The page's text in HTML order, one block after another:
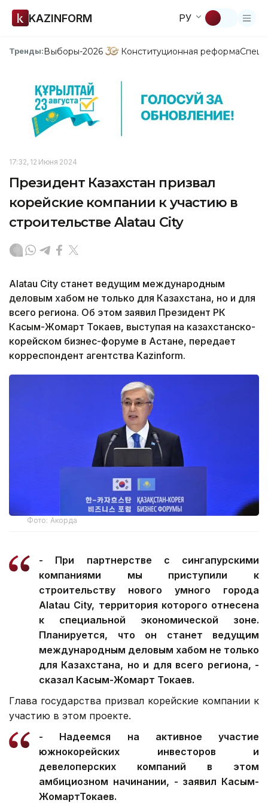
KAZINFORM РУ
Тренды:Выборы-2026 Конституционная реформа
17:32, 12 Июня 2024
Президент Казахстан призвал
корейские компании к участию в
строительстве Alatau City
Alatau City станет ведущим международным
деловым хабом не только для Казахстана, но и для
всего региона. Об этом заявил Президент РК
Касым-Жомарт Токаев, выступая на казахстанско-
корейском бизнес-форуме в Астане, передает
корреспондент агентства Kazinform.
Фото: Акорда
- При партнерстве с сингапурскими
компаниями мы приступили к
строительству нового умного города
Alatau City, территория которого отнесена
к специальной экономической зоне.
Планируется, что он станет ведущим
международным деловым хабом не только
для Казахстана, но и для всего региона, -
сказал Касым-Жомарт Токаев.
Глава государства призвал корейские компании к
участию в этом проекте.
- Надеемся на активное участие
южнокорейских инвесторов и
девелоперских компаний в этом
амбициозном начинании, - заявил Касым-
ЖомартТокаев.